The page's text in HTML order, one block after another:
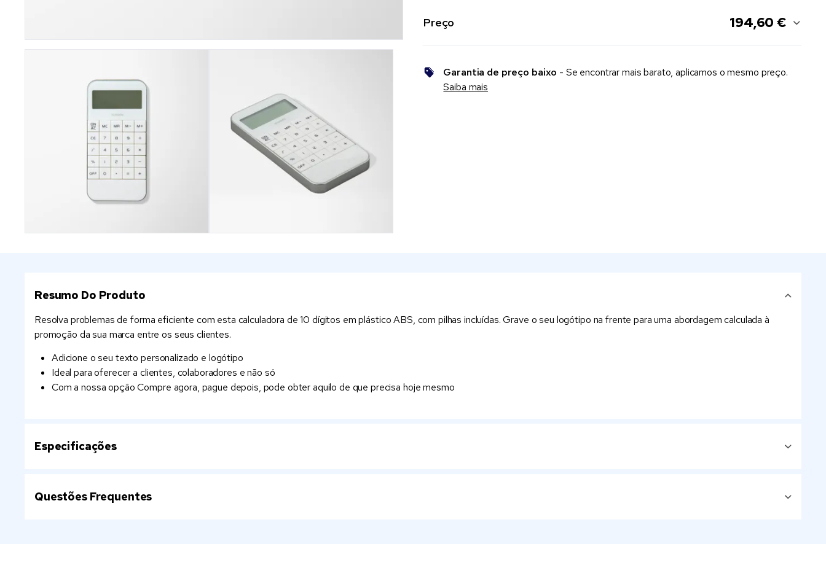
Preço 194,60 €
Garantia de preço baixo - Se encontrar mais barato, aplicamos o mesmo preço.
Saiba mais
Resumo Do Produto
Resolva problemas de forma eficiente com esta calculadora de 10 dígitos em plástico ABS, com pilhas incluídas. Grave o seu logótipo na frente para uma abordagem calculada à
promoção da sua marca entre os seus clientes.
Adicione o seu texto personalizado e logótipo
Ideal para oferecer a clientes, colaboradores e não só
Com a nossa opção Compre agora, pague depois, pode obter aquilo de que precisa hoje mesmo
Especificações
Questões Frequentes